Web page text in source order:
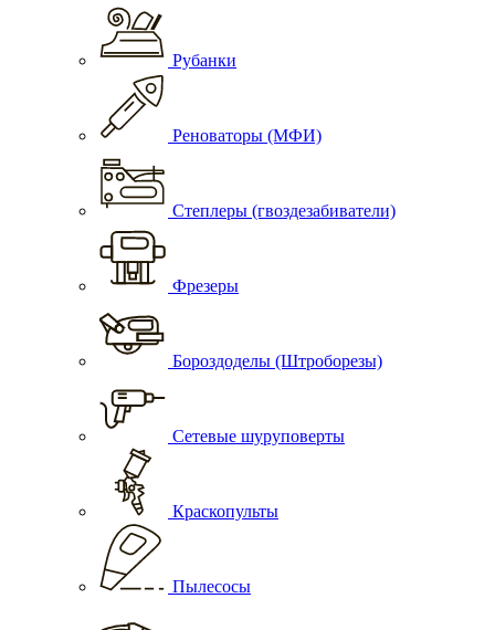
Рубанки
Реноваторы (МФИ)
Степлеры (гвоздезабиватели)
Фрезеры
Бороздоделы (Штроборезы)
Сетевые шуруповерты
Краскопульты
Пылесосы